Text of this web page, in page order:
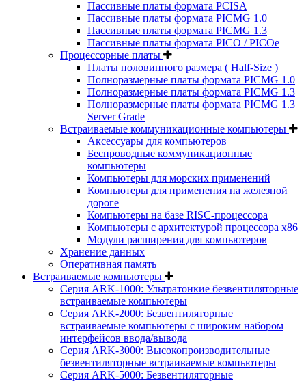
Пассивные платы формата PCISA
Пассивные платы формата PICMG 1.0
Пассивные платы формата PICMG 1.3
Пассивные платы формата PICO / PICOe
Процессорные платы
Платы половинного размера ( Half-Size )
Полноразмерные платы формата PICMG 1.0
Полноразмерные платы формата PICMG 1.3
Полноразмерные платы формата PICMG 1.3
Server Grade
Встраиваемые коммуникационные компьютеры
Аксессуары для компьютеров
Беспроводные коммуникационные
компьютеры
Компьютеры для морских применений
Компьютеры для применения на железной
дороге
Компьютеры на базе RISC-процессора
Компьютеры с архитектурой процессора x86
Модули расширения для компьютеров
Хранение данных
Оперативная память
Встраиваемые компьютеры
Серия ARK-1000: Ультратонкие безвентиляторные
встраиваемые компьютеры
Серия ARK-2000: Безвентиляторные
встраиваемые компьютеры с широким набором
интерфейсов ввода/вывода
Серия ARK-3000: Высокопроизводительные
безвентиляторные встраиваемые компьютеры
Серия ARK-5000: Безвентиляторные